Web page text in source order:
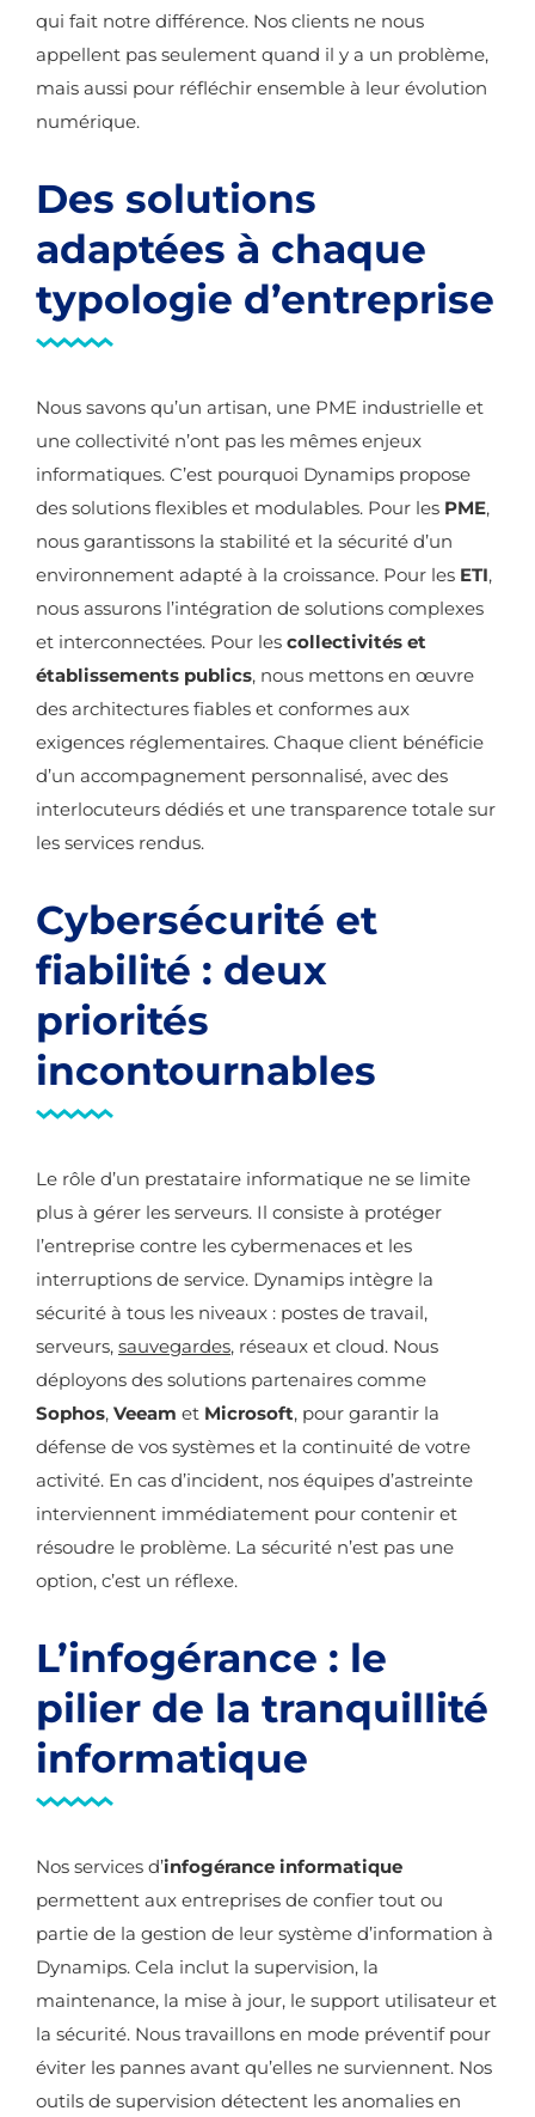
qui fait notre différence. Nos clients ne nous
appellent pas seulement quand il y a un problème,
mais aussi pour réfléchir ensemble à leur évolution
numérique.
Des solutions
adaptées à chaque
typologie d’entreprise
Nous savons qu’un artisan, une PME industrielle et
une collectivité n’ont pas les mêmes enjeux
informatiques. C’est pourquoi Dynamips propose
des solutions flexibles et modulables. Pour les PME,
nous garantissons la stabilité et la sécurité d’un
environnement adapté à la croissance. Pour les ETI,
nous assurons l’intégration de solutions complexes
et interconnectées. Pour les collectivités et
établissements publics, nous mettons en œuvre
des architectures fiables et conformes aux
exigences réglementaires. Chaque client bénéficie
d’un accompagnement personnalisé, avec des
interlocuteurs dédiés et une transparence totale sur
les services rendus.
Cybersécurité et
fiabilité : deux
priorités
incontournables
Le rôle d’un prestataire informatique ne se limite
plus à gérer les serveurs. Il consiste à protéger
l’entreprise contre les cybermenaces et les
interruptions de service. Dynamips intègre la
sécurité à tous les niveaux : postes de travail,
serveurs, sauvegardes, réseaux et cloud. Nous
déployons des solutions partenaires comme
Sophos, Veeam et Microsoft, pour garantir la
défense de vos systèmes et la continuité de votre
activité. En cas d’incident, nos équipes d’astreinte
interviennent immédiatement pour contenir et
résoudre le problème. La sécurité n’est pas une
option, c’est un réflexe.
L’infogérance : le
pilier de la tranquillité
informatique
Nos services d’infogérance informatique
permettent aux entreprises de confier tout ou
partie de la gestion de leur système d’information à
Dynamips. Cela inclut la supervision, la
maintenance, la mise à jour, le support utilisateur et
la sécurité. Nous travaillons en mode préventif pour
éviter les pannes avant qu’elles ne surviennent. Nos
outils de supervision détectent les anomalies en